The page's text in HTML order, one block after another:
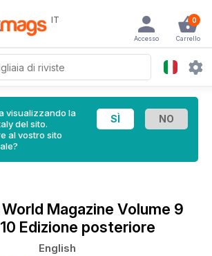
IT 0
Carrello
Accesso
visualizzando la
del sito.
al vostro sito
Magazine Volume 9
Edizione posteriore
English